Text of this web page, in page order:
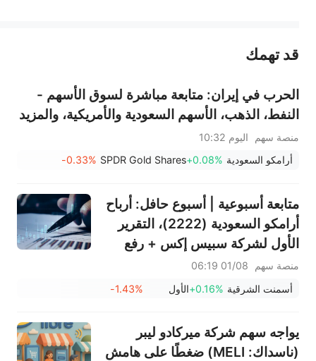
عند الضرورة، يرجى استشارة مستشار استثمار محترف. لا تقدم منصة سهم أي مشورة استثمارية، ولا تقدم أي التزامات أو ضمانات.
قد تهمك
الحرب في إيران: متابعة مباشرة لسوق الأسهم -
النفط، الذهب، الأسهم السعودية والأمريكية، والمزيد
منصة سهم
اليوم 10:32
أرامكو السعودية +0.08%
SPDR Gold Shares
-0.33%
متابعة أسبوعية | أسبوع حافل: أرباح
أرامكو السعودية (2222)، التقرير
الأول لشركة سبيس إكس + رفع
قيود التجميد الضخمة، نتائج
سانديسك/سناب/إيه إم دي؛ بيانات
لشهر يوليو في دائرة الضوء
منصة سهم
01/08 06:19
أسمنت الشرقية +0.16%الأول -1.43%
يواجه سهم شركة ميركادو ليبر
(ناسداك: MELI) ضغطًا على هامش